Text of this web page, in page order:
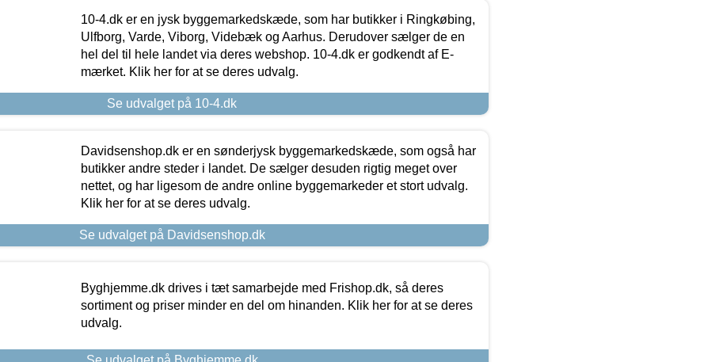
10-4.dk er en jysk byggemarkedskæde, som har butikker i Ringkøbing,
Ulfborg, Varde, Viborg, Videbæk og Aarhus. Derudover sælger de en
hel del til hele landet via deres webshop. 10-4.dk er godkendt af E-
mærket. Klik her for at se deres udvalg.
Se udvalget på 10-4.dk
Davidsenshop.dk er en sønderjysk byggemarkedskæde, som også har
butikker andre steder i landet. De sælger desuden rigtig meget over
nettet, og har ligesom de andre online byggemarkeder et stort udvalg.
Klik her for at se deres udvalg.
Se udvalget på Davidsenshop.dk
Byghjemme.dk drives i tæt samarbejde med Frishop.dk, så deres
sortiment og priser minder en del om hinanden. Klik her for at se deres
udvalg.